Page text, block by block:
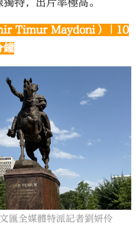
特，出片率極高。
Timur Maydoni）｜10
鐘
匯全媒體特派記者劉妍伶